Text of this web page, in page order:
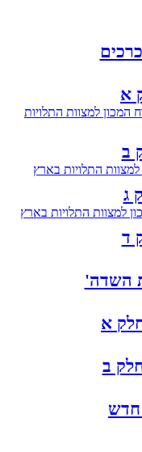
א
ב
ג
ד
השדה'
א
ב
חדש